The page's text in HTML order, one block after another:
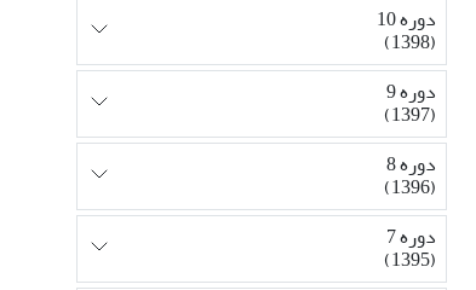
دوره 10
(1398)
دوره 9
(1397)
دوره 8
(1396)
دوره 7
(1395)